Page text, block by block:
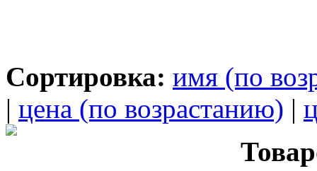
Сортировка: имя (по
| цена (по возрастанию) |